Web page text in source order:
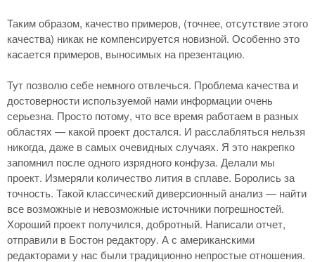
Таким образом, качество примеров, (точнее, отсутствие этого
качества) никак не компенсируется новизной. Особенно это
касается примеров, выносимых на презентацию.
Тут позволю себе немного отвлечься. Проблема качества и
достоверности используемой нами информации очень
серьезна. Просто потому, что все время работаем в разных
областях — какой проект достался. И расслабляться нельзя
никогда, даже в самых очевидных случаях. Я это накрепко
запомнил после одного изрядного конфуза. Делали мы
проект. Измеряли количество лития в сплаве. Боролись за
точность. Такой классический диверсионный анализ — найти
все возможные и невозможные источники погрешностей.
Хороший проект получился, добротный. Написали отчет,
отправили в Бостон редактору. А с американскими
редакторами у нас были традиционно непростые отношения.